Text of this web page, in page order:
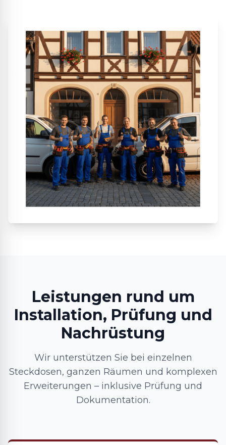
Leistungen rund um
Installation, Prüfung und
Nachrüstung
Wir unterstützen Sie bei einzelnen
Steckdosen, ganzen Räumen und komplexen
Erweiterungen – inklusive Prüfung und
Dokumentation.